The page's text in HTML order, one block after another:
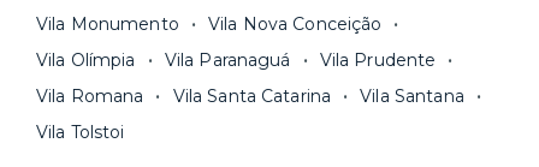
Vila Monumento
Vila Nova Conceição
Vila Olímpia
Vila Paranaguá
Vila Prudente
Vila Romana
Vila Santa Catarina
Vila Santana
Vila Tolstoi